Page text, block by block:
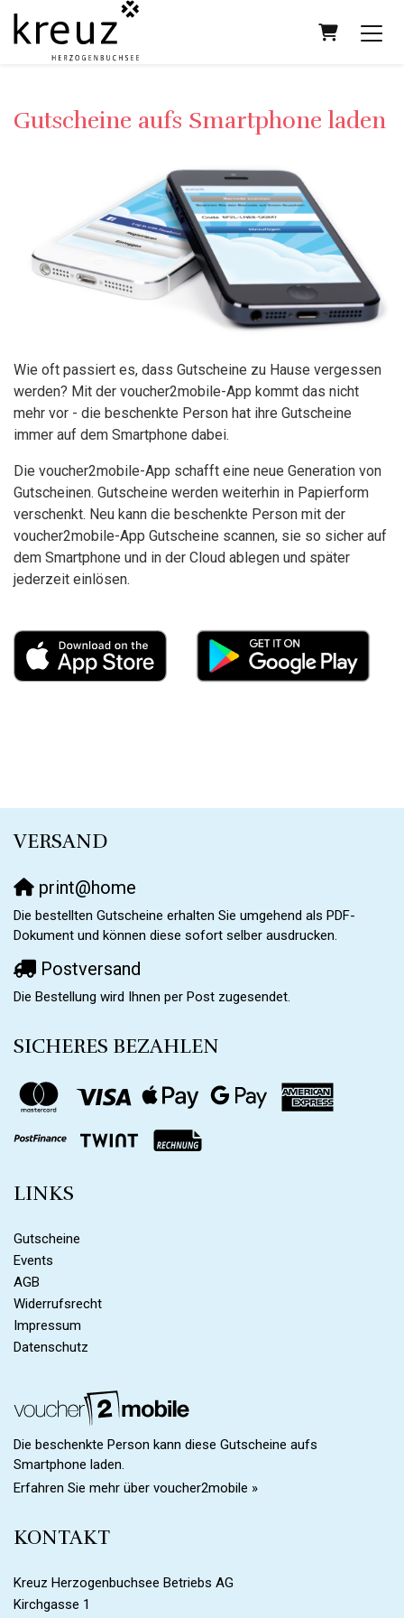
Gutscheine aufs Smartphone laden
Wie oft passiert es, dass Gutscheine zu Hause vergessen
werden? Mit der voucher2mobile-App kommt das nicht
mehr vor - die beschenkte Person hat ihre Gutscheine
immer auf dem Smartphone dabei.
Die voucher2mobile-App schafft eine neue Generation von
Gutscheinen. Gutscheine werden weiterhin in Papierform
verschenkt. Neu kann die beschenkte Person mit der
voucher2mobile-App Gutscheine scannen, sie so sicher auf
dem Smartphone und in der Cloud ablegen und später
jederzeit einlösen.
VERSAND
print@home
Die bestellten Gutscheine erhalten Sie umgehend als PDF-
Dokument und können diese sofort selber ausdrucken.
Postversand
Die Bestellung wird Ihnen per Post zugesendet.
SICHERES BEZAHLEN
LINKS
Gutscheine
Events
AGB
Widerrufsrecht
Impressum
Datenschutz
Die beschenkte Person kann diese Gutscheine aufs
Smartphone laden.
Erfahren Sie mehr über voucher2mobile »
KONTAKT
Kreuz Herzogenbuchsee Betriebs AG
Kirchgasse 1